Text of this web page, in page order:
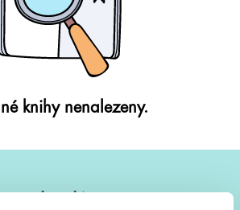
knihy nenalezeny.